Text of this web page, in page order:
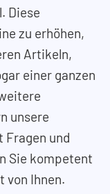
Diese
zu erhöhen,
Artikeln,
einer ganzen
unsere
Fragen und
Sie kompetent
von Ihnen.